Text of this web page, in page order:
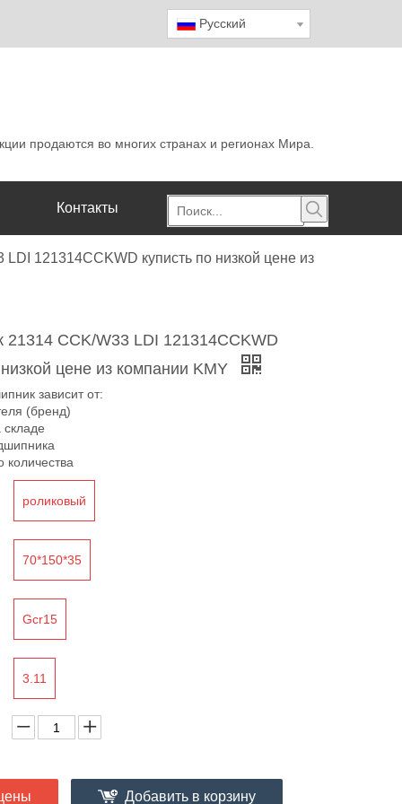
Pусский
продаются во многих странах и регионах Мира.
Контакты
121314CCKWD куписть по низкой цене из
CCK/W33 LDI 121314CCKWD
цене из компании KMY
зависит от:
(бренд)
количества
роликовый
70*150*35
Gcr15
3.11
Добавить в корзину